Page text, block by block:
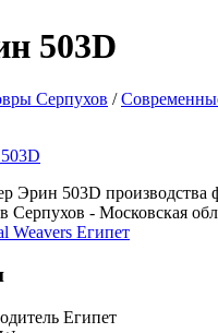
503D
Серпухов /
Эрин 503D производства
Серпухов - Московская
Weavers Египет
Египет